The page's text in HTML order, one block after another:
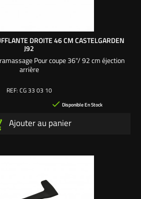
DROITE 46 CM CASTELGARDEN
J92
Pour coupe 36"/ 92 cm éjection
arrière
REF: CG 33 03 10
 Disponible En Stock
Ajouter au panier